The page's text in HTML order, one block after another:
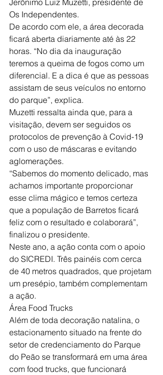
Jerônimo Luiz Muzetti, presidente de
Os Independentes.
De acordo com ele, a área decorada
ficará aberta diariamente até às 22
horas. “No dia da inauguração
teremos a queima de fogos como um
diferencial. E a dica é que as pessoas
assistam de seus veículos no entorno
do parque”, explica.
Muzetti ressalta ainda que, para a
visitação, devem ser seguidos os
protocolos de prevenção à Covid-19
com o uso de máscaras e evitando
aglomerações.
“Sabemos do momento delicado, mas
achamos importante proporcionar
esse clima mágico e temos certeza
que a população de Barretos ficará
feliz com o resultado e colaborará”,
finalizou o presidente.
Neste ano, a ação conta com o apoio
do SICREDI. Três painéis com cerca
de 40 metros quadrados, que projetam
um presépio, também complementam
a ação.
Área Food Trucks
Além de toda decoração natalina, o
estacionamento situado na frente do
setor de credenciamento do Parque
do Peão se transformará em uma área
com food trucks, que funcionará